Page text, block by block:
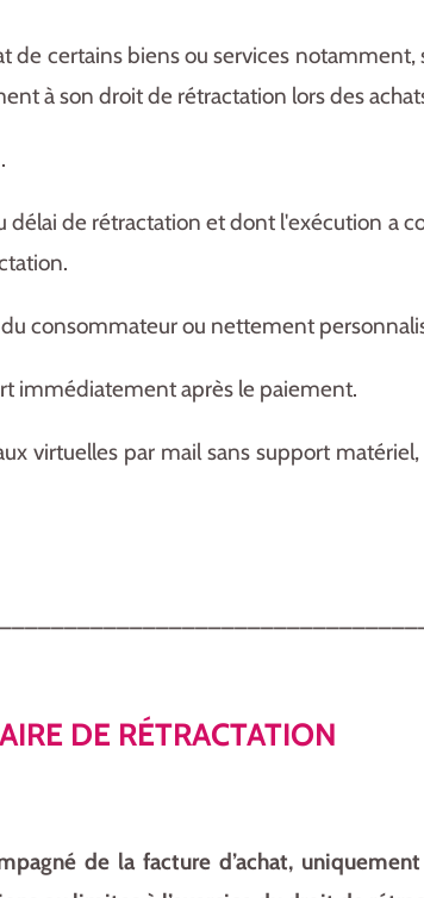
de certains biens ou services notamment,
à son droit de rétractation lors des
de rétractation et dont l'exécution a
consommateur ou nettement
immédiatement après le paiement.
virtuelles par mail sans support
DE RÉTRACTATION
de la facture d’achat,